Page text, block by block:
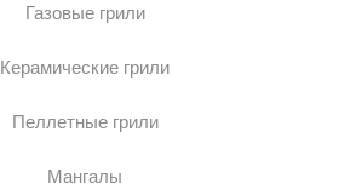
Газовые грили
Керамические грили
Пеллетные грили
Мангалы